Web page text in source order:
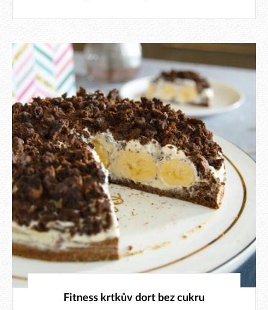
15. 9. 2024
Fitness krtkův dort bez cukru